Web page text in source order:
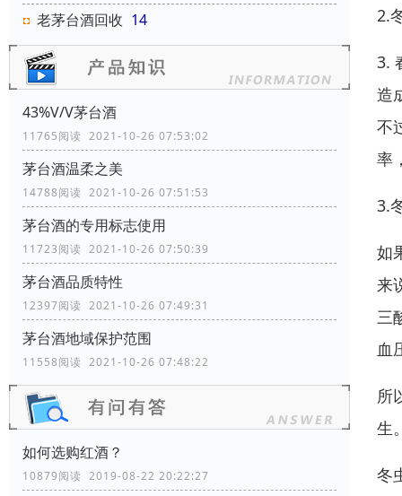
老茅台酒回收 14
43%V/V茅台酒
11765阅读 2021-10-26 07:53:02
茅台酒温柔之美
14788阅读 2021-10-26 07:51:53
茅台酒的专用标志使用
11723阅读 2021-10-26 07:50:39
茅台酒品质特性
12397阅读 2021-10-26 07:49:31
茅台酒地域保护范围
11558阅读 2021-10-26 07:48:22
如何选购红酒？
10879阅读 2019-08-22 20:22:27
2.
3.
造
不
率
3.
如
来
三
血
所
生
冬